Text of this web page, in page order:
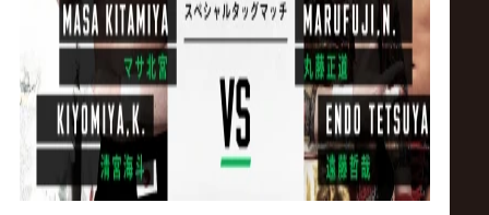
ア
公